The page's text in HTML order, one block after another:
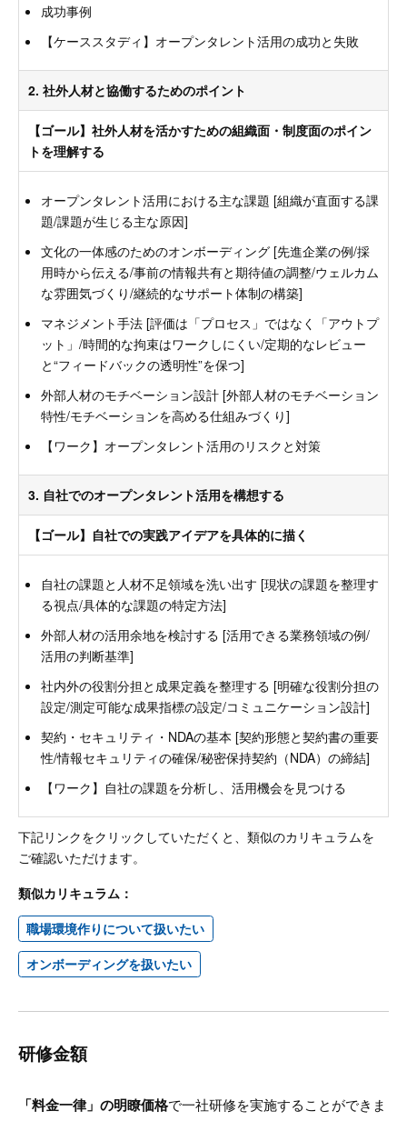
成功事例
【ケーススタディ】オープンタレント活用の成功と失敗
2. 社外人材と協働するためのポイント
【ゴール】社外人材を活かすための組織面・制度面のポイン
トを理解する
オープンタレント活用における主な課題 [組織が直面する課
題/課題が生じる主な原因]
文化の一体感のためのオンボーディング [先進企業の例/採
用時から伝える/事前の情報共有と期待値の調整/ウェルカム
な雰囲気づくり/継続的なサポート体制の構築]
マネジメント手法 [評価は「プロセス」ではなく「アウトプ
ット」/時間的な拘束はワークしにくい/定期的なレビュー
と“フィードバックの透明性”を保つ]
外部人材のモチベーション設計 [外部人材のモチベーション
特性/モチベーションを高める仕組みづくり]
【ワーク】オープンタレント活用のリスクと対策
3. 自社でのオープンタレント活用を構想する
【ゴール】自社での実践アイデアを具体的に描く
自社の課題と人材不足領域を洗い出す [現状の課題を整理す
る視点/具体的な課題の特定方法]
外部人材の活用余地を検討する [活用できる業務領域の例/
活用の判断基準]
社内外の役割分担と成果定義を整理する [明確な役割分担の
設定/測定可能な成果指標の設定/コミュニケーション設計]
契約・セキュリティ・NDAの基本 [契約形態と契約書の重要
性/情報セキュリティの確保/秘密保持契約（NDA）の締結]
【ワーク】自社の課題を分析し、活用機会を見つける
下記リンクをクリックしていただくと、類似のカリキュラムを
ご確認いただけます。
類似カリキュラム：
職場環境作りについて扱いたい
オンボーディングを扱いたい
研修金額
「料金一律」の明瞭価格で一社研修を実施することができま